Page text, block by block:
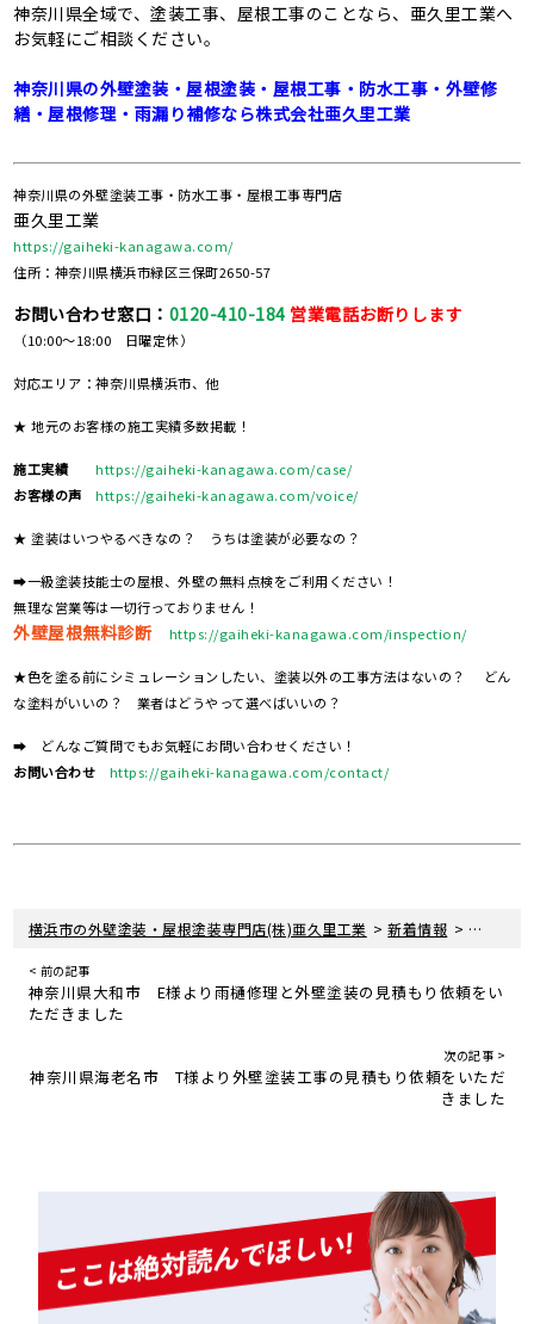
神奈川県全域で、塗装工事、屋根工事のことなら、亜久里工業へ
お気軽にご相談ください。
神奈川県の外壁塗装・屋根塗装・屋根工事・防水工事・外壁修
繕・屋根修理・⾬漏り補修なら株式会社亜久里工業
神奈川県の外壁塗装工事・防水工事・屋根工事専門店
亜久里工業
https://gaiheki-kanagawa.com/
住所：神奈川県横浜市緑区三保町2650-57
お問い合わせ窓口： 0120-410-184 営業電話お断りします
（10:00～18:00 日曜定休）
対応エリア：神奈川県横浜市、他
★ 地元のお客様の施工実績多数掲載！
施工実績
https://gaiheki-kanagawa.com/case/
お客様の声
https://gaiheki-kanagawa.com/voice/
★ 塗装はいつやるべきなの？ うちは塗装が必要なの？
➡一級塗装技能士の屋根、外壁の無料点検をご利用ください！
無理な営業等は一切行っておりません！
外壁屋根無料診断 https://gaiheki-kanagawa.com/inspection/
★色を塗る前にシミュレーションしたい、塗装以外の工事方法はないの？ どん
な塗料がいいの？ 業者はどうやって選べばいいの？
➡ どんなご質問でもお気軽にお問い合わせください！
お問い合わせ
https://gaiheki-kanagawa.com/contact/
横浜市の外壁塗装・屋根塗装専門店(株)亜久里工業 >新着情報 > お知らせ
< 前の記事
神奈川県大和市 E様より雨樋修理と外壁塗装の見積もり依頼をい
ただきました
次の記事 >
神奈川県海老名市 T様より外壁塗装工事の見積もり依頼をいただ
きました